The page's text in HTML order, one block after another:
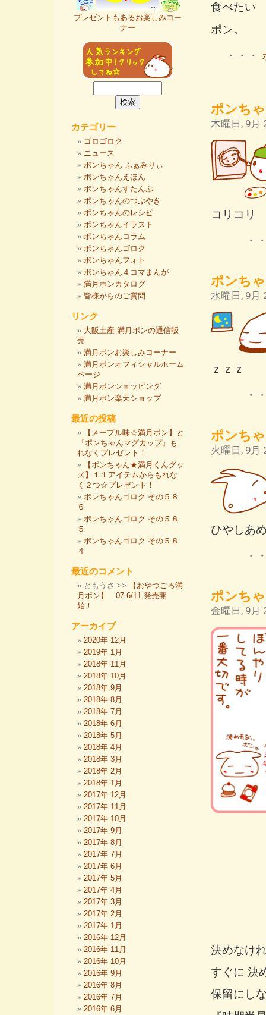
食べたい
ポン。
・・・
ポンち
木曜日, 9月
コリコリ
・
ポンち
水曜日, 9月
ｚｚｚ
・
ポンち
火曜日, 9月
ひやしあ
・
ポンち
金曜日, 9月
決めなけ
すぐに 決
保留にし
プレゼントもあるお楽しみコー
ナー
カテゴリー
ゴロゴロク
ニュース
ポンちゃん ふぁみりぃ
ポンちゃんえほん
ポンちゃんすたんぷ
ポンちゃんのつぶやき
ポンちゃんのレシピ
ポンちゃんイラスト
ポンちゃんコラム
ポンちゃんゴロク
ポンちゃんフォト
ポンちゃん４コマまんが
満月ポンカタログ
皆様からのご質問
リンク
大阪土産 満月ポンの通信販
売
満月ポンお楽しみコーナー
満月ポンオフィシャルホーム
ページ
満月ポンショッピング
満月ポン楽天ショップ
最近の投稿
【メープル味☆満月ポン】と
『ポンちゃんマグカップ』も
れなくプレゼント！
【ポンちゃん★満月くんグッ
ズ】１１アイテムからもれな
く２つ☆プレゼント！
ポンちゃんゴロク その５８
６
ポンちゃんゴロク その５８
５
ポンちゃんゴロク その５８
４
最近のコメント
ともうさ >>
【おやつごろ満
月ポン】 07 6/11 発売開
始！
アーカイブ
2020年 12月
2019年 1月
2018年 11月
2018年 10月
2018年 9月
2018年 8月
2018年 7月
2018年 6月
2018年 5月
2018年 4月
2018年 3月
2018年 2月
2018年 1月
2017年 12月
2017年 11月
2017年 10月
2017年 9月
2017年 8月
2017年 7月
2017年 6月
2017年 5月
2017年 4月
2017年 3月
2017年 2月
2017年 1月
2016年 12月
2016年 11月
2016年 10月
2016年 9月
2016年 8月
2016年 7月
2016年 6月